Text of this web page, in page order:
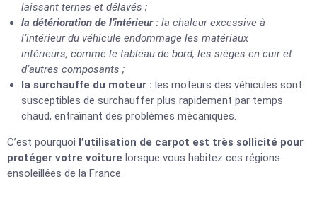
laissant ternes et délavés ;
la détérioration de l’intérieur : la chaleur excessive à
l’intérieur du véhicule endommage les matériaux
intérieurs, comme le tableau de bord, les sièges en cuir et
d’autres composants ;
la surchauffe du moteur : les moteurs des véhicules sont
susceptibles de surchauffer plus rapidement par temps
chaud, entraînant des problèmes mécaniques.
C’est pourquoi l’utilisation de carpot est très sollicité pour
protéger votre voiture lorsque vous habitez ces régions
ensoleillées de la France.